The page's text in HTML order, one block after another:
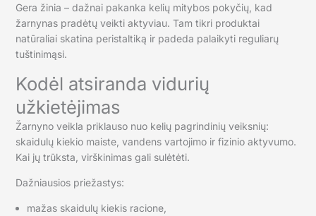
Gera žinia – dažnai pakanka kelių mitybos pokyčių, kad
žarnynas pradėtų veikti aktyviau. Tam tikri produktai
natūraliai skatina peristaltiką ir padeda palaikyti reguliarų
tuštinimąsi.
Kodėl atsiranda vidurių
užkietėjimas
Žarnyno veikla priklauso nuo kelių pagrindinių veiksnių:
skaidulų kiekio maiste, vandens vartojimo ir fizinio aktyvumo.
Kai jų trūksta, virškinimas gali sulėtėti.
Dažniausios priežastys:
mažas skaidulų kiekis racione,